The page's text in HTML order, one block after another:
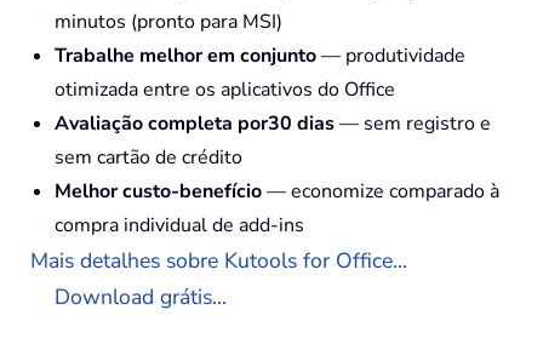
minutos (pronto para MSI)
Trabalhe melhor em conjunto— produtividade
otimizada entre os aplicativos do Office
Avaliação completa por30 dias— sem registro e
sem cartão de crédito
Melhor custo-benefício— economize comparado à
compra individual de add-ins
Mais detalhes sobre Kutools for Office...
Download grátis...